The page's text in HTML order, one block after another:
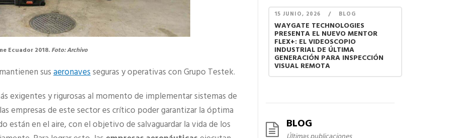
Ecuador 2018. Foto: Archivo
susaeronavesseguras y operativas con Grupo Testek.
exigentes y rigurosas al momento de implementar sistemas de
empresas de este sector es crítico poder garantizar la óptima
están en el aire, con el objetivo de salvaguardar la vida de los
15 JUNIO, 2026 / BLOG
WAYGATE TECHNOLOGIES
PRESENTA EL NUEVO MENTOR
FLEX+: EL VIDEOSCOPIO
INDUSTRIAL DE ÚLTIMA
GENERACIÓN PARA INSPECCIÓN
VISUAL REMOTA
BLOG